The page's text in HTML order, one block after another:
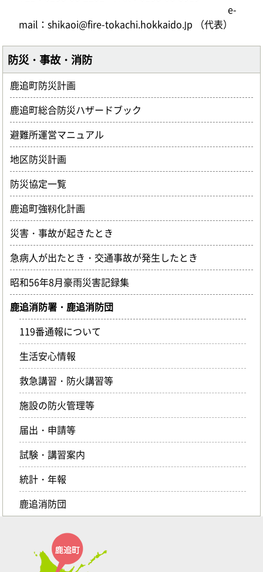
e-
mail：shikaoi@fire-tokachi.hokkaido.jp （代表）
防災・事故・消防
鹿追町防災計画
鹿追町総合防災ハザードブック
避難所運営マニュアル
地区防災計画
防災協定一覧
鹿追町強靱化計画
災害・事故が起きたとき
急病人が出たとき・交通事故が発生したとき
昭和56年8月豪雨災害記録集
鹿追消防署・鹿追消防団
119番通報について
生活安心情報
救急講習・防火講習等
施設の防火管理等
届出・申請等
試験・講習案内
統計・年報
鹿追消防団